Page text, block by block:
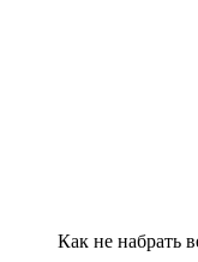
Как не набрать